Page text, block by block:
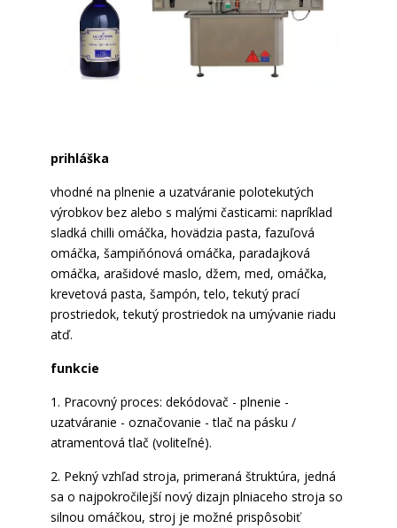
prihláška
vhodné na plnenie a uzatváranie polotekutých
výrobkov bez alebo s malými časticami: napríklad
sladká chilli omáčka, hovädzia pasta, fazuľová
omáčka, šampiňónová omáčka, paradajková
omáčka, arašidové maslo, džem, med, omáčka,
krevetová pasta, šampón, telo, tekutý prací
prostriedok, tekutý prostriedok na umývanie riadu
atď.
funkcie
1. Pracovný proces: dekódovač - plnenie -
uzatváranie - označovanie - tlač na pásku /
atramentová tlač (voliteľné).
2. Pekný vzhľad stroja, primeraná štruktúra, jedná
sa o najpokročilejší nový dizajn plniaceho stroja so
silnou omáčkou, stroj je možné prispôsobiť